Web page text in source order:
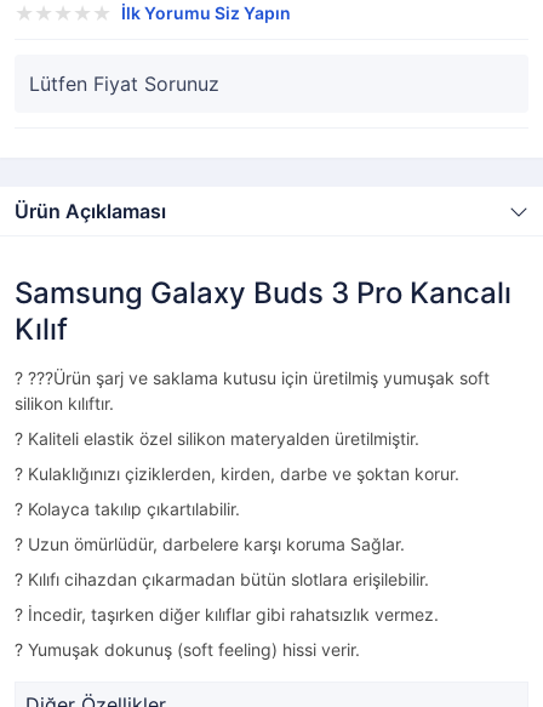
İlk Yorumu Siz Yapın
Lütfen Fiyat Sorunuz
Ürün Açıklaması
Samsung Galaxy Buds 3 Pro Kancalı
Kılıf
? ???Ürün şarj ve saklama kutusu için üretilmiş yumuşak soft
silikon kılıftır.
? Kaliteli elastik özel silikon materyalden üretilmiştir.
? Kulaklığınızı çiziklerden, kirden, darbe ve şoktan korur.
? Kolayca takılıp çıkartılabilir.
? Uzun ömürlüdür, darbelere karşı koruma Sağlar.
? Kılıfı cihazdan çıkarmadan bütün slotlara erişilebilir.
? İncedir, taşırken diğer kılıflar gibi rahatsızlık vermez.
? Yumuşak dokunuş (soft feeling) hissi verir.